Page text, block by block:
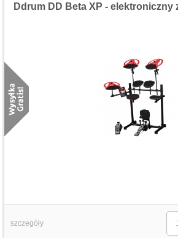
Ddrum DD Beta XP -
szczegóły